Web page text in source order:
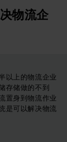
物流企
以上的物流企业
存储做的不到
置身到物流作业
是可以解决物流